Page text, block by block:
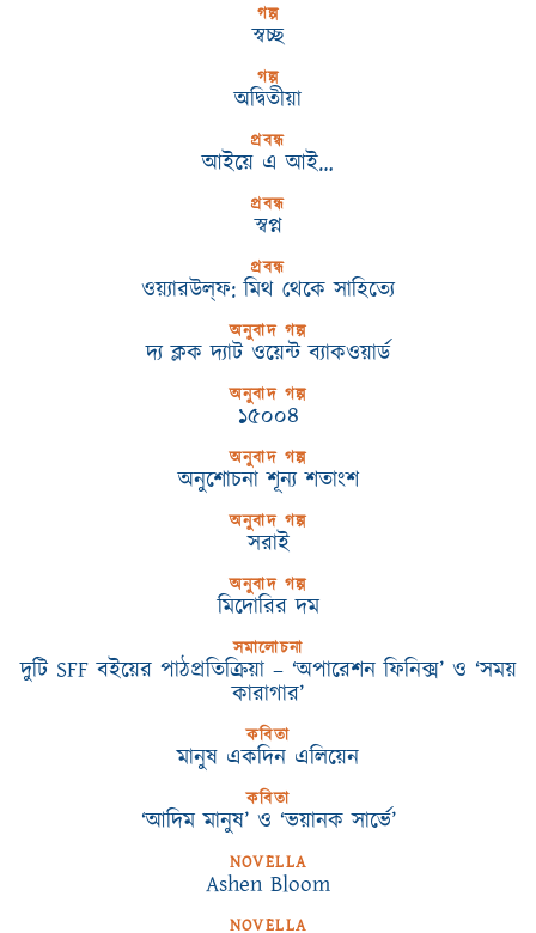
গল্প
স্বচ্ছ
গল্প
অদ্বিতীয়া
প্রবন্ধ
আইয়ে এ আই…
প্রবন্ধ
স্বপ্ন
প্রবন্ধ
ওয়্যারউল্‌ফ: মিথ থেকে সাহিত্যে
অনুবাদ গল্প
দ্য ক্লক দ্যাট ওয়েন্ট ব্যাকওয়ার্ড
অনুবাদ গল্প
১৫০০৪
অনুবাদ গল্প
অনুশোচনা শূন্য শতাংশ
অনুবাদ গল্প
সরাই
অনুবাদ গল্প
মিদোরির দম
সমালোচনা
দুটি SFF বইয়ের পাঠপ্রতিক্রিয়া – ‘অপারেশন ফিনিক্স’ ও ‘সময়
কারাগার’
কবিতা
মানুষ একদিন এলিয়েন
কবিতা
‘আদিম মানুষ’ ও ‘ভয়ানক সার্ভে’
NOVELLA
Ashen Bloom
NOVELLA